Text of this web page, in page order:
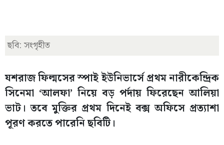
ছবি: সংগৃহীত
যশরাজ ফিল্মসের স্পাই ইউনিভার্সে প্রথম নারীকেন্দ্রিক
সিনেমা ‘আলফা’ নিয়ে বড় পর্দায় ফিরেছেন আলিয়া
ভাট। তবে মুক্তির প্রথম দিনেই বক্স অফিসে প্রত্যাশা
পূরণ করতে পারেনি ছবিটি।